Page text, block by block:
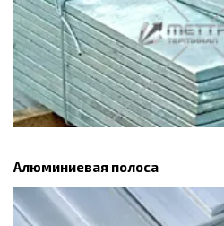
Алюминиевая полоса